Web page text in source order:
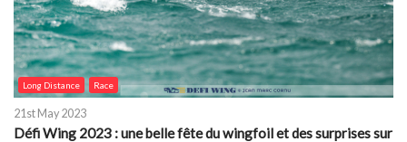
Long Distance Race
21st May 2023
Défi Wing 2023 : une belle fête du wingfoil et des surprises sur